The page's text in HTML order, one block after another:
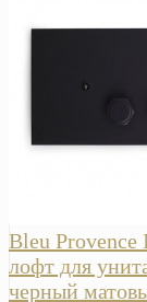
Bleu Provence
лофт для
черный